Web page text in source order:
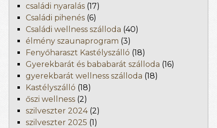
családi nyaralás (17)
Családi pihenés (6)
Családi wellness szálloda (40)
élmény szaunaprogram (3)
Fenyőharaszt Kastélyszálló (18)
Gyerekbarát és bababarát szálloda (16)
gyerekbarát wellness szálloda (18)
Kastélyszálló (18)
őszi wellness (2)
szilveszter 2024(2)
szilveszter 2025 (1)